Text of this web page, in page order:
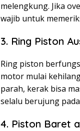
melengkung. Jika
wajib untuk
3. Ring Piston
Ring piston
motor mulai
parah, kerak bisa
selalu berujung
4. Piston Baret